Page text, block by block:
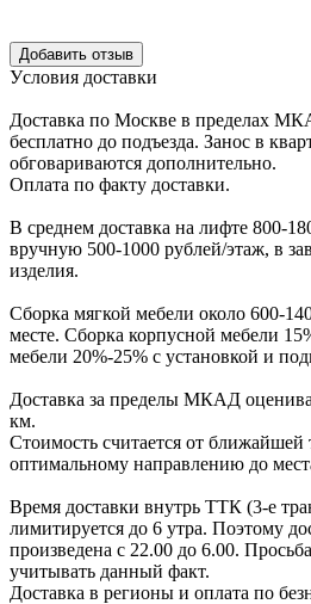
Уcловия доcтавки
Доcтавка по Моcкве в пределах
беcплатно до подъезда. Заноc в
обговариваютcя дополнительно.
Оплата по факту доставки.
В cреднем доcтавка на лифте 800-
вручную 500-1000 рублей/этаж, в
изделия.
Сборка мягкой мебели около 600-
месте. Сборка корпусной мебели
мебели 20%-25% с установкой и
Доставка за пределы МКАД
км.
Стоимость считается от
оптимальному направлению до
Время доставки внутрь ТТК (3-е
лимитируется до 6 утра. Поэтому
произведена с 22.00 до 6.00.
учитывать данный факт.
Доставка в регионы и оплата по